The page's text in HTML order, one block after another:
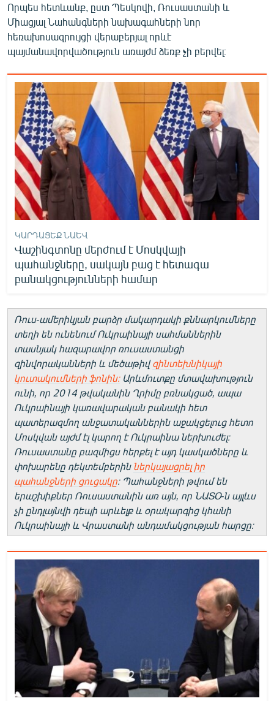
English
Русский
ՀԵՏԵՎԵՔ ՄԵԶ
«Ազատության» բոլոր կայքերը
Որպես հետևանք, ըստ Պեսկովի, Ռուսաստանի և
Միացյալ Նահանգների նախագահների նոր
հեռախոսազրույցի վերաբերյալ որևէ
պայմանավորվածություն առայժմ ձեռք չի բերվել։
ԿԱՐԴԱՑԵՔ ՆԱԵՎ
Վաշինգտոնը մերժում է Մոսկվայի
պահանջները, սակայն բաց է հետագա
բանակցությունների համար
Ռուս-ամերիկյան բարձր մակարդակի քննարկումները
տեղի են ունենում Ուկրաինայի սահմաններին
տասնյակ հազարավոր ռուսաստանցի
զինվորականների և մեծաթիվզինտեխնիկայի
կուտակումների ֆոնին։Արևմուտքը մտավախություն
ունի, որ 2014 թվականին Ղրիմը բռնակցած, ապա
Ուկրաինայի կառավարական բանակի հետ
պատերազմող անջատականներին աջակցելուց հետո
Մոսկվան այժմ էլ կարող է Ուկրաինա ներխուժել։
Ռուսաստանը բազմիցս հերքել է այդ կասկածները և
փոխարենը դեկտեմբերին ներկայացրել իր
պահանջների ցուցակը։ Պահանջների թվում են
երաշխիքներ Ռուսաստանին առ այն, որ ՆԱՏՕ-ն այլևս
չի ընդլայնվի դեպի արևելք և օրակարգից կհանի
Ուկրաինայի և Վրաստանի անդամակցության հարցը։